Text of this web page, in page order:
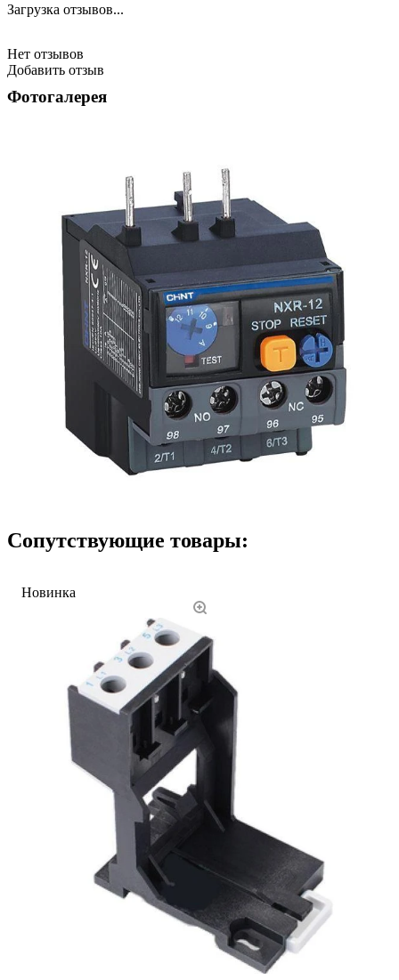
Загрузка отзывов...
Нет отзывов
Добавить отзыв
Фотогалерея
Сопутствующие товары:
Новинка